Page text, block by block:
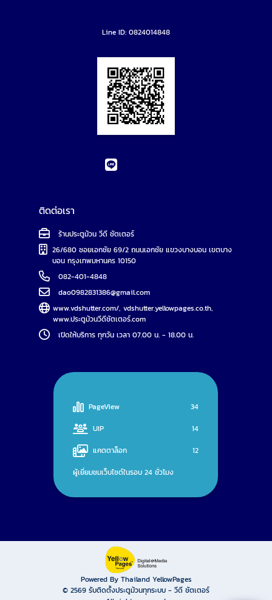
อย่างสมบูรณ์แบบอีกครั้ง สอบถามข้อมูลเพิ่มเติม
Line : 0824014848 เพจร้านวีดี ชัตเตอร์ประตู
Line ID: 0824014848
ติดต่อเรา
ร้านประตูม้วน วีดี ชัตเตอร์
26/680 ซอยเอกชัย 69/2 ถนนเอกชัย แขวงบางบอน เขตบาง
บอน กรุงเทพมหานคร 10150
082-401-4848
dao0982831386@gmail.com
www.vdshutter.com/, vdshutter.yellowpages.co.th,
www.ประตูม้วนวีดีชัตเตอร์.com
เปิดให้บริการ ทุกวัน เวลา 07.00 น. - 18.00 น.
PageView
34
UIP
14
แคตตาล็อก
12
ผู้เยี่ยมชมเว็บไซต์ในรอบ 24 ชั่วโมง
Powered By Thailand YellowPages
© 2569 รับติดตั้งประตูม้วนทุกระบบ - วีดี ชัตเตอร์